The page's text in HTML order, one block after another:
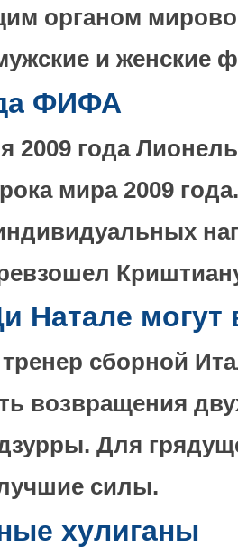
органом
и женские
ФИФА
2009 года
мира 2009
Натале
сборной
возвращения
Для
силы.
хулиганы